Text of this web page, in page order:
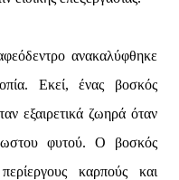
ανακαλύφθηκε
Εκεί, ένας βοσκός
εξαιρετικά ζωηρά όταν
φυτού. Ο βοσκός
καρπούς και